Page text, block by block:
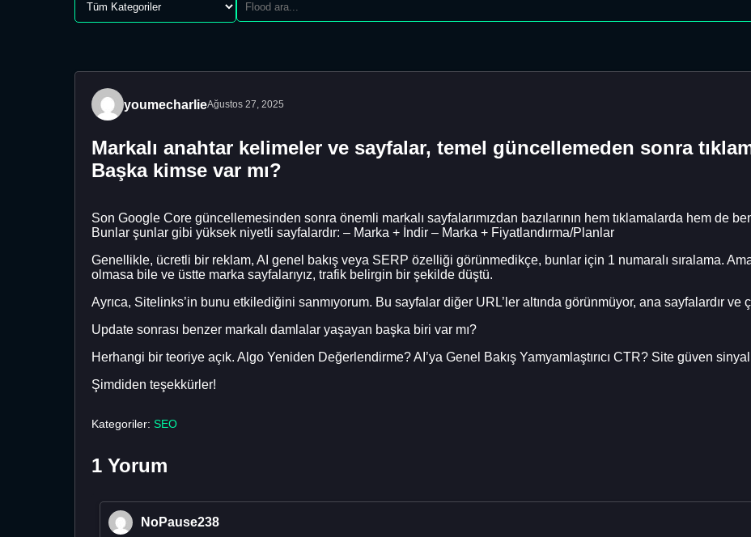
youmecharlieAğustos 27, 2025
Markalı anahtar kelimeler ve sayfalar, temel güncellemeden sonra
Başka kimse var mı?
Son Google Core güncellemesinden sonra önemli markalı sayfalarımızdan bazılarının hem tıklamalarda hem de
Bunlar şunlar gibi yüksek niyetli sayfalardır: – Marka + İndir – Marka + Fiyatlandırma/Planlar
Genellikle, ücretli bir reklam, AI genel bakış veya SERP özelliği görünmedikçe, bunlar için 1 numaralı sıralama.
olmasa bile ve üstte marka sayfalarıyız, trafik belirgin bir şekilde düştü.
Ayrıca, Sitelinks’in bunu etkilediğini sanmıyorum. Bu sayfalar diğer URL’ler altında görünmüyor, ana sayfalardır ve
Update sonrası benzer markalı damlalar yaşayan başka biri var mı?
Herhangi bir teoriye açık. Algo Yeniden Değerlendirme? AI’ya Genel Bakış Yamyamlaştırıcı CTR? Site güven
Şimdiden teşekkürler!
Kategoriler: SEO
1 Yorum
NoPause238